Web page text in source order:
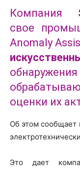
Компания
свое
Anomaly
оценки их
Об этом сообщает
Это дает